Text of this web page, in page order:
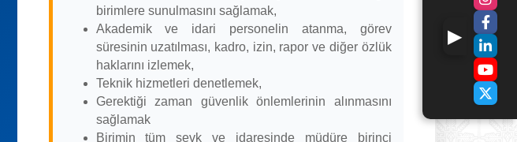
birimlere sunulmasını sağlamak,
Akademik ve idari personelin atanma, görev
süresinin uzatılması, kadro, izin, rapor ve diğer özlük
haklarını izlemek,
Teknik hizmetleri denetlemek,
Gerektiği zaman güvenlik önlemlerinin alınmasını
sağlamak
Birimin tüm sevk ve idaresinde müdüre birinci